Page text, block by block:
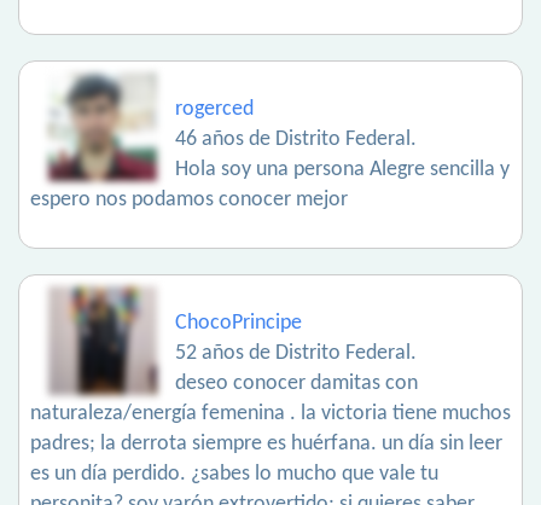
rogerced
46 años de Distrito Federal.
Hola soy una persona Alegre sencilla y
espero nos podamos conocer mejor
ChocoPrincipe
52 años de Distrito Federal.
deseo conocer damitas con
naturaleza/energía femenina . la victoria tiene muchos
padres; la derrota siempre es huérfana. un día sin leer
es un día perdido. ¿sabes lo mucho que vale tu